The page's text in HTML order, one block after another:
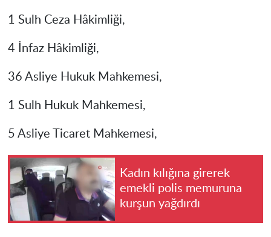
1 Sulh Ceza Hâkimliği,
4 İnfaz Hâkimliği,
36 Asliye Hukuk Mahkemesi,
1 Sulh Hukuk Mahkemesi,
5 Asliye Ticaret Mahkemesi,
Kadın kılığına girerek
emekli polis memuruna
kurşun yağdırdı